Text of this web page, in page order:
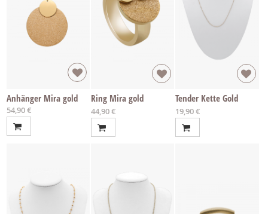
Anhänger Mira gold
54,90 €
Ring Mira gold
Ab
44,90 €
Tender Kette Gold
Ab
19,90 €